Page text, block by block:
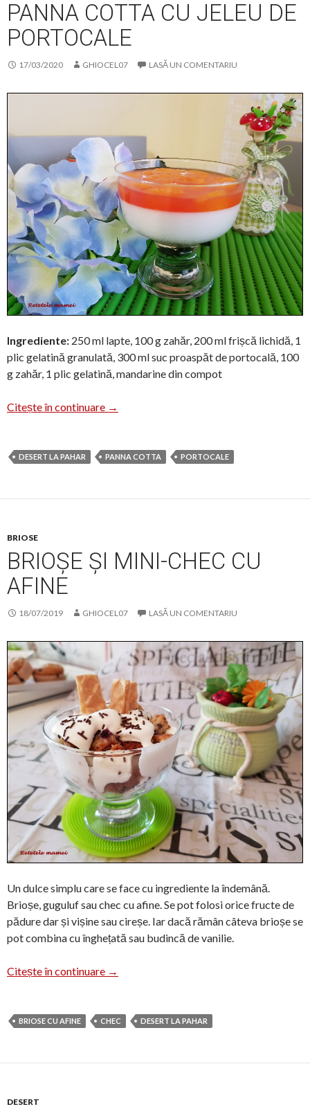
PANNA COTTA CU JELEU DE
PORTOCALE
17/03/2020 GHIOCEL07 LASĂ UN COMENTARIU
Ingrediente: 250 ml lapte, 100 g zahăr, 200 ml frișcă lichidă, 1
plic gelatină granulată, 300 ml suc proaspăt de portocală, 100
g zahăr, 1 plic gelatină, mandarine din compot
Citește în continuare Panna Cotta cu jeleu de portocale
→
DESERT LA PAHAR PANNA COTTA PORTOCALE
BRIOSE
BRIOȘE ȘI MINI-CHEC CU
AFINE
18/07/2019 GHIOCEL07 LASĂ UN COMENTARIU
Un dulce simplu care se face cu ingrediente la îndemână.
Brioșe, guguluf sau chec cu afine. Se pot folosi orice fructe de
pădure dar și vișine sau cireșe. Iar dacă rămân câteva brioșe se
pot combina cu înghețată sau budincă de vanilie.
Citește în continuare Brioșe și mini-chec cu afine
→
BRIOSE CU AFINE CHEC DESERT LA PAHAR
DESERT